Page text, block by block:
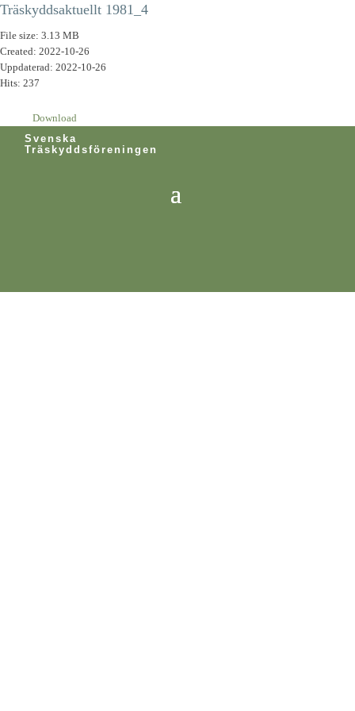
Träskyddsaktuellt 1981_4
File size: 3.13 MB
Created: 2022-10-26
Uppdaterad: 2022-10-26
Hits: 237
Download
Svenska
Träskyddsföreningen